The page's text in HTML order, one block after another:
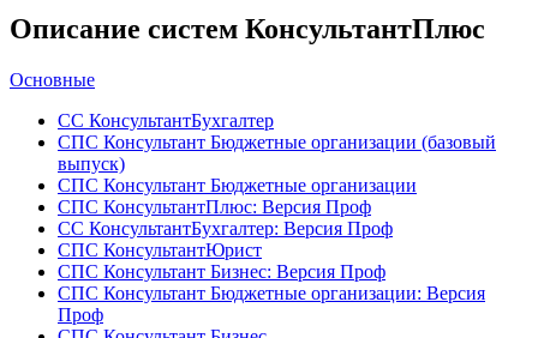
Описание систем КонсультантПлюс
Основные
СС КонсультантБухгалтер
СПС Консультант Бюджетные организации (базовый
выпуск)
СПС Консультант Бюджетные организации
СПС КонсультантПлюс: Версия Проф
СС КонсультантБухгалтер: Версия Проф
СПС КонсультантЮрист
СПС Консультант Бизнес: Версия Проф
СПС Консультант Бюджетные организации: Версия
Проф